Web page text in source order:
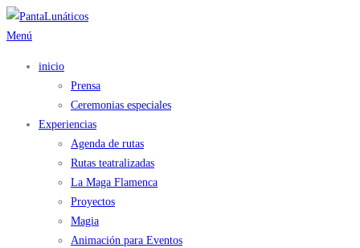
Saltar
al
Menú
inicio
Prensa
Ceremonias especiales
Experiencias
Agenda de rutas
Rutas teatralizadas
La Maga Flamenca
Proyectos
Magia
Animación para Eventos